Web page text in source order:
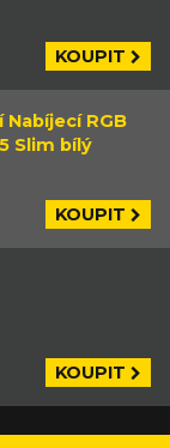
KOUPIT
RGB
Slim bílý
KOUPIT
KOUPIT